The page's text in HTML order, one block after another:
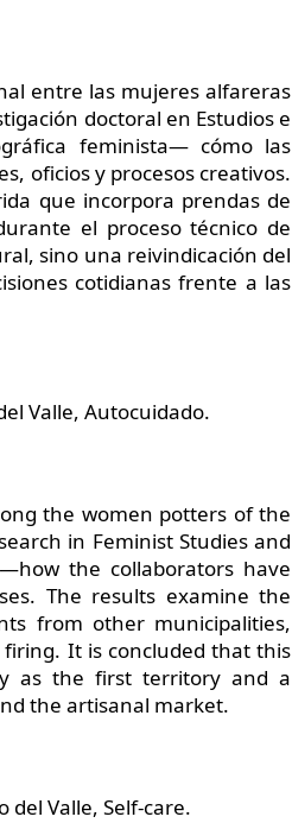
entre las mujeres alfareras
doctoral en Estudios e
feminista— cómo las
oficios y procesos creativos.
que incorpora prendas de
el proceso técnico de
sino una reivindicación del
cotidianas frente a las
Valle, Autocuidado.
the women potters of the
in Feminist Studies and
the collaborators have
The results examine the
from other municipalities,
It is concluded that this
as the first territory and a
the artisanal market.
Valle, Self-care.